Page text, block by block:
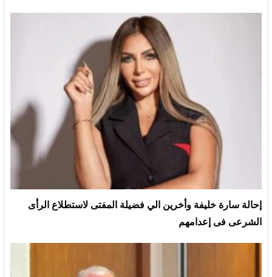
إحالة سارة خليفة وأخرين الي فضيلة المفتى لاستطلاع الرأى
الشرعى فى إعدامهم